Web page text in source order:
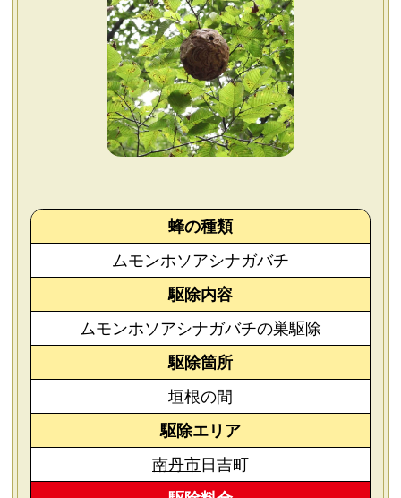
会社概要
お問い合わせ
個人情報保護方針
蜂の種類
ムモンホソアシナガバチ
駆除内容
ムモンホソアシナガバチの巣駆除
駆除箇所
垣根の間
駆除エリア
南丹市日吉町